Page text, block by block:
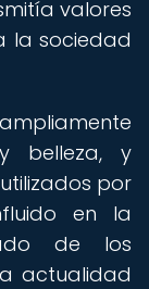
valores
la sociedad
belleza, y
por
en la
de los
actualidad